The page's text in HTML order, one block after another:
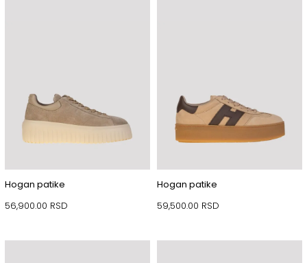
Hogan patike
56,900.00 RSD
Hogan patike
59,500.00 RSD